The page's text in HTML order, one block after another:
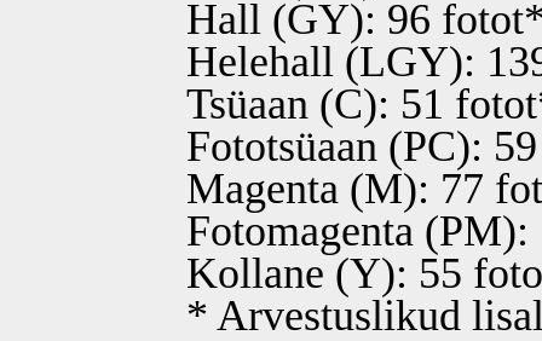
Hall (GY): 96
Helehall (LGY):
Tsüaan (C): 51
Fototsüaan (PC):
Magenta (M): 77
Fotomagenta
Kollane (Y): 55
* Arvestuslikud